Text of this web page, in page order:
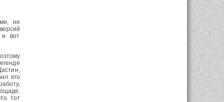
не
и вот
его
тот